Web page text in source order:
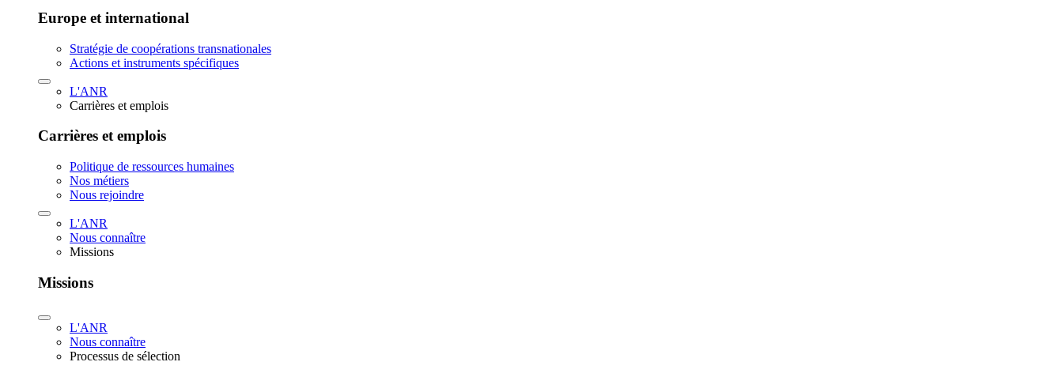
Europe et international
Stratégie de coopérations transnationales
Actions et instruments spécifiques
L'ANR
Carrières et emplois
Carrières et emplois
Politique de ressources humaines
Nos métiers
Nous rejoindre
L'ANR
Nous connaître
Missions
Missions
L'ANR
Nous connaître
Processus de sélection